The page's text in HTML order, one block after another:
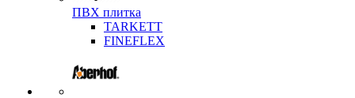
ПВХ плитка
TARKETT
FINEFLEX